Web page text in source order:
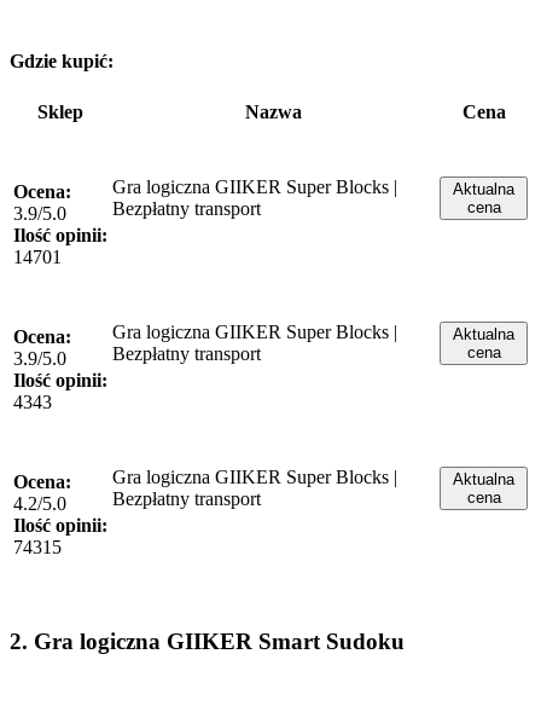
Gdzie kupić:
Sklep Nazwa Cena
Ocena:
3.9/5.0
Ilość opinii:
14701
Gra logiczna GIIKER Super Blocks |
Bezpłatny transport
Aktualna
cena
Ocena:
3.9/5.0
Ilość opinii:
4343
Gra logiczna GIIKER Super Blocks |
Bezpłatny transport
Aktualna
cena
Ocena:
4.2/5.0
Ilość opinii:
74315
Gra logiczna GIIKER Super Blocks |
Bezpłatny transport
Aktualna
cena
2. Gra logiczna GIIKER Smart Sudoku